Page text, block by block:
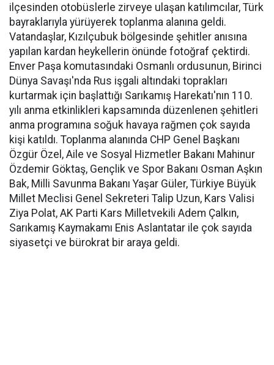
ilçesinden otobüslerle zirveye ulaşan katılımcılar, Türk
bayraklarıyla yürüyerek toplanma alanına geldi.
Vatandaşlar, Kızılçubuk bölgesinde şehitler anısına
yapılan kardan heykellerin önünde fotoğraf çektirdi.
Enver Paşa komutasındaki Osmanlı ordusunun, Birinci
Dünya Savaşı'nda Rus işgali altındaki toprakları
kurtarmak için başlattığı Sarıkamış Harekatı'nın 110.
yılı anma etkinlikleri kapsamında düzenlenen şehitleri
anma programına soğuk havaya rağmen çok sayıda
kişi katıldı. Toplanma alanında CHP Genel Başkanı
Özgür Özel, Aile ve Sosyal Hizmetler Bakanı Mahinur
Özdemir Göktaş, Gençlik ve Spor Bakanı Osman Aşkın
Bak, Milli Savunma Bakanı Yaşar Güler, Türkiye Büyük
Millet Meclisi Genel Sekreteri Talip Uzun, Kars Valisi
Ziya Polat, AK Parti Kars Milletvekili Adem Çalkın,
Sarıkamış Kaymakamı Enis Aslantatar ile çok sayıda
siyasetçi ve bürokrat bir araya geldi.